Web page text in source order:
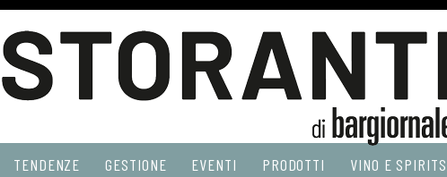
TENDENZE GESTIONE EVENTI PRODOTTI VINO E SPIRITS